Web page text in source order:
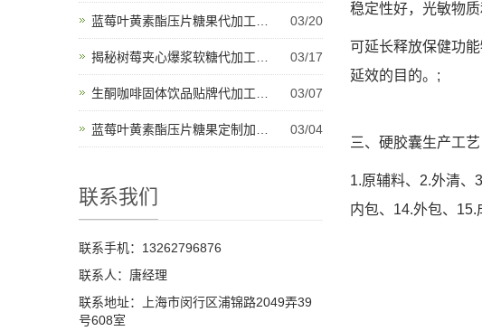
稳定性好，光敏物
可延长释放保健功
延效的目的。;
三、硬胶囊生产工艺
1.原辅料、2.外清、
内包、14.外包、15.
03/20
03/17
03/07
03/04
联系我们
联系手机：13262796876
联系人：唐经理
联系地址：上海市闵行区浦锦路2049弄39
号608室